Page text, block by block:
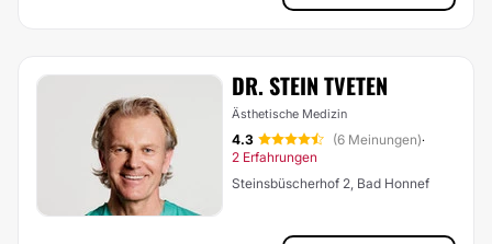
DR. STEIN TVETEN
Ästhetische Medizin
4.3 (6 Meinungen)·
2 Erfahrungen
Steinsbüscherhof 2, Bad Honnef